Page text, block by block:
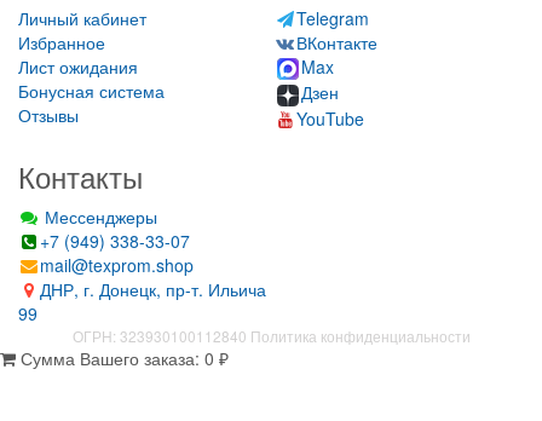
Личный кабинет
Избранное
Лист ожидания
Бонусная система
Отзывы
Telegram
ВКонтакте
Max
Дзен
YouTube
Контакты
Мессенджеры
+7 (949) 338-33-07
mail@texprom.shop
ДНР, г. Донецк, пр-т. Ильича
99
ОГРН: 323930100112840 Политика конфиденциальности
Сумма Вашего заказа: 0 ₽